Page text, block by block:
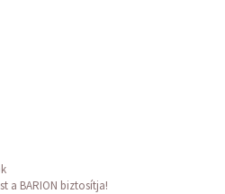
a BARION biztosítja!